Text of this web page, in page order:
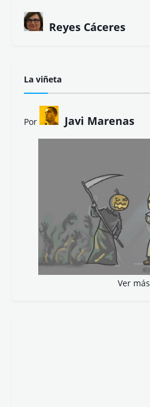
Reyes Cáceres
La viñeta
Por Javi Marenas
Ver más